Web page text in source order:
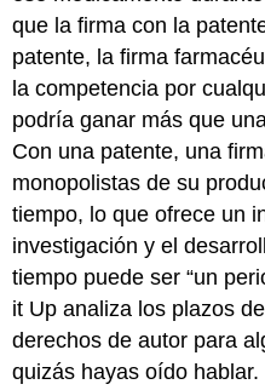
que la firma con la
patente, la firma
la competencia por
podría ganar más que
Con una patente, una
monopolistas de su
tiempo, lo que ofrece un
investigación y el
tiempo puede ser “un
it Up analiza los plazos
derechos de autor para
quizás hayas oído hablar.